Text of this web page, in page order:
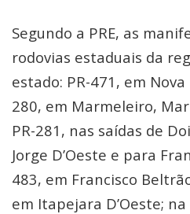
Segundo a PRE, as
rodovias estaduais da
estado: PR-471, em
280, em Marmeleiro,
PR-281, nas saídas de
Jorge D’Oeste e para
483, em Francisco
em Itapejara D’Oeste; na